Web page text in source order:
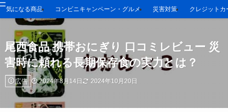
気になる商品 コンビニキャンペーン・グルメ 災害対策 クレジットカ
尾西食品 携帯おにぎり 口コミレビュー 災
害時に頼れる長期保存食の実力とは？
広告 2024年8月14日 2024年10月20日